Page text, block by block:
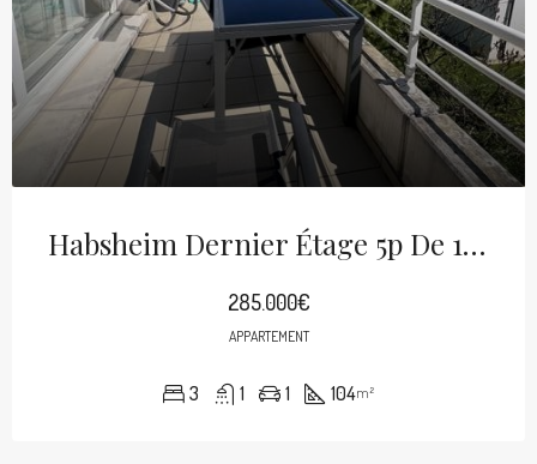
Habsheim Dernier Étage 5p De 104m²
285.000€
APPARTEMENT
3 1 1 104m²